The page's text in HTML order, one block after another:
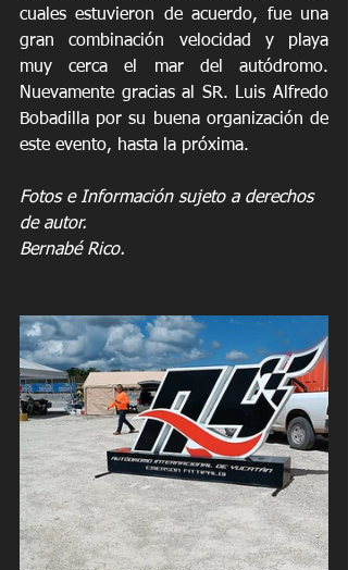
cuales estuvieron de acuerdo, fue una
gran combinación velocidad y playa
muy cerca el mar del autódromo.
Nuevamente gracias al SR. Luis Alfredo
Bobadilla por su buena organización de
este evento, hasta la próxima.
Fotos e Información sujeto a derechos
de autor.
Bernabé Rico.